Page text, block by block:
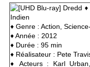
♦
Indien
♦ Genre : Action,
♦ Année : 2012
♦ Durée : 95 min
♦ Réalisateur : Pete
♦ Acteurs : Karl